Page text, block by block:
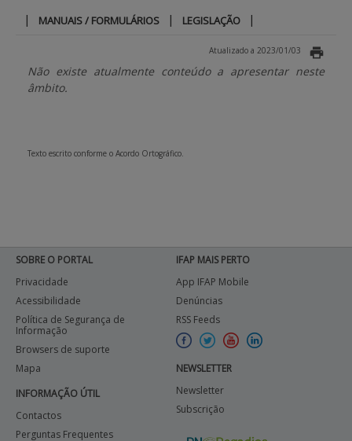
PAGAMENTOS
| MANUAIS / FORMULÁRIOS | LEGISLAÇÃO |
Atualizado a 2023/01/03
Não existe atualmente conteúdo a apresentar neste
âmbito.
Texto escrito conforme o Acordo Ortográfico.
SOBRE O PORTAL
Privacidade
Acessibilidade
Política de Segurança de
Informação
Browsers de suporte
Mapa
INFORMAÇÃO ÚTIL
Contactos
Perguntas Frequentes
IFAP MAIS PERTO
App IFAP Mobile
Denúncias
RSS Feeds
NEWSLETTER
Newsletter
Subscrição